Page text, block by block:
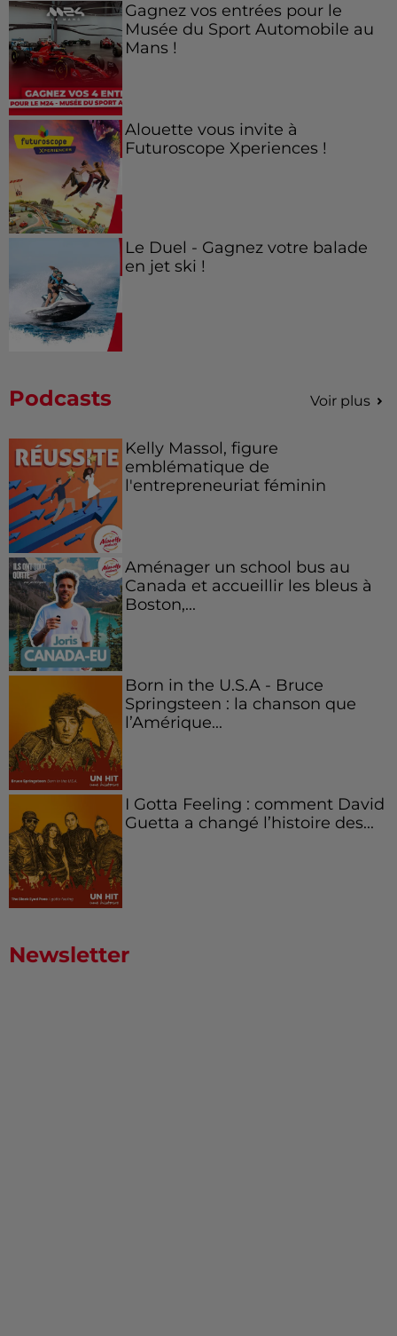
Gagnez vos entrées pour le
Musée du Sport Automobile au
Mans !
Alouette vous invite à
Futuroscope Xperiences !
Le Duel - Gagnez votre balade
en jet ski !
Podcasts Voir plus
Kelly Massol, figure
emblématique de
l'entrepreneuriat féminin
Aménager un school bus au
Canada et accueillir les bleus à
Boston,...
Born in the U.S.A - Bruce
Springsteen : la chanson que
l’Amérique...
I Gotta Feeling : comment David
Guetta a changé l’histoire des...
Newsletter